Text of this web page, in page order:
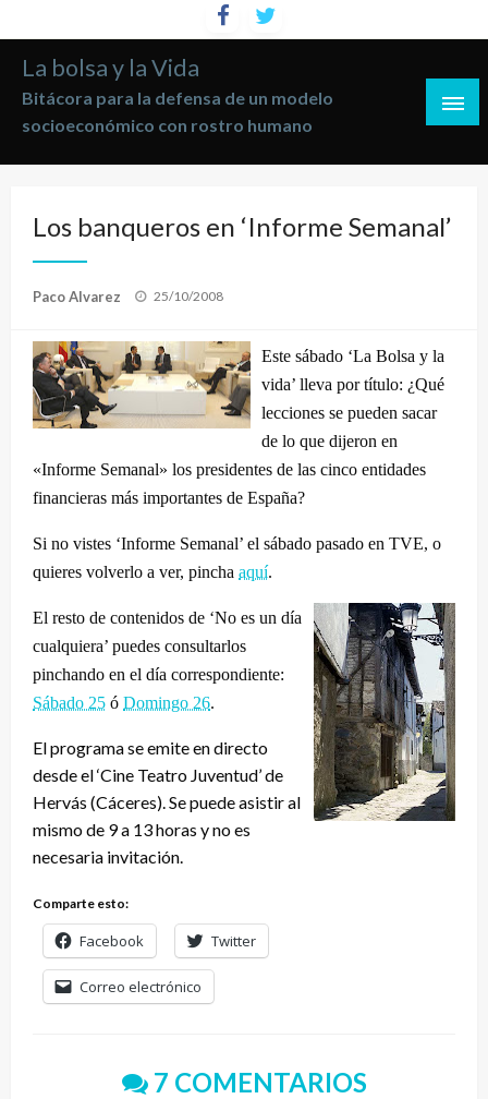
al
contenido
La bolsa y la Vida
Bitácora para la defensa de un modelo
socioeconómico con rostro humano
Los banqueros en ‘Informe Semanal’
Paco Alvarez
Publicado
25/10/2008
Este sábado ‘La Bolsa y la
vida’ lleva por título: ¿Qué
lecciones se pueden sacar
de lo que dijeron en
«Informe Semanal» los presidentes de las cinco entidades
financieras más importantes de España?
Si no vistes ‘Informe Semanal’ el sábado pasado en TVE, o
quieres volverlo a ver, pincha aquí.
El resto de contenidos de ‘No es un día
cualquiera’ puedes consultarlos
pinchando en el día correspondiente:
Sábado 25 ó Domingo 26.
El programa se emite en directo
desde el ‘Cine Teatro Juventud’ de
Hervás (Cáceres). Se puede asistir al
mismo de 9 a 13 horas y no es
necesaria invitación.
Comparte esto:
Facebook Twitter
Correo electrónico
7 COMENTARIOS